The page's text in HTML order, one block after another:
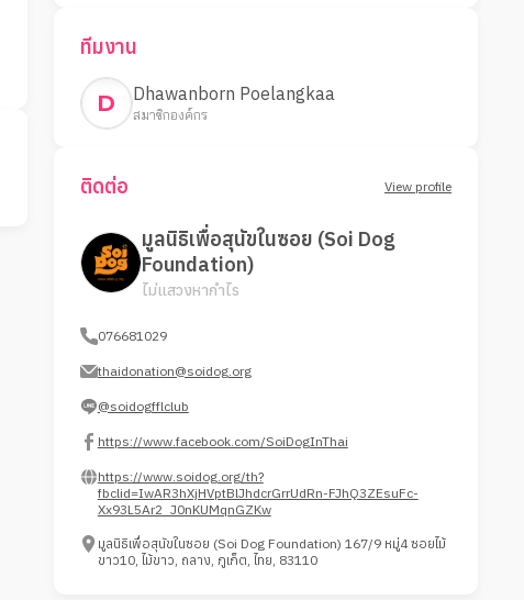
ทีมงาน
D Dhawanborn Poelangkaa
สมาชิกองค์กร
ติดต่อ View profile
มูลนิธิเพื่อสุนัขในซอย (Soi Dog
Foundation)
ไม่แสวงหากำไร
076681029
thaidonation@soidog.org
@soidogfflclub
https://www.facebook.com/SoiDogInThai
https://www.soidog.org/th?
fbclid=IwAR3hXjHVptBlJhdcrGrrUdRn-FJhQ3ZEsuFc-
Xx93L5Ar2_J0nKUMqnGZKw
มูลนิธิเพื่อสุนัขในซอย (Soi Dog Foundation) 167/9 หมู่4 ซอยไม้
ขาว10, ไม้ขาว, ถลาง, ภูเก็ต, ไทย, 83110